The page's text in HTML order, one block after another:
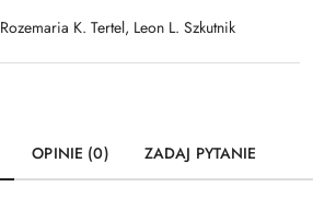
Rozemaria K. Tertel, Leon L. Szkutnik
OPINIE (0) ZADAJ PYTANIE